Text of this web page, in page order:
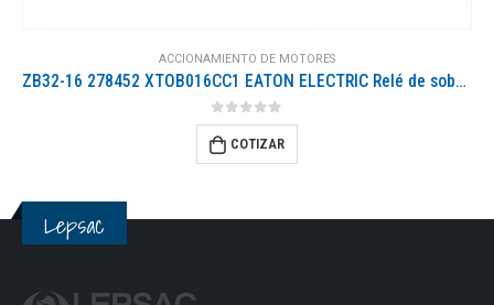
ACCIONAMIENTO DE MOTORES
ZB32-16 278452 XTOB016CC1 EATON ELECTRIC Relé de sobrecarga 10-16 A 1 NO + 1 NC Montaje directo en DILM17…..
0out of 5
COTIZAR
Lepsac